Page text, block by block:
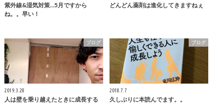
紫外線&湿気対策...5月ですから
ね。。早い！
どんどん薬剤は進化してきますねぇ
ブログ
2019.3.28
人は壁を乗り越えたときに成長する
ブログ
2018.7.7
久しぶりに本読んでます。。